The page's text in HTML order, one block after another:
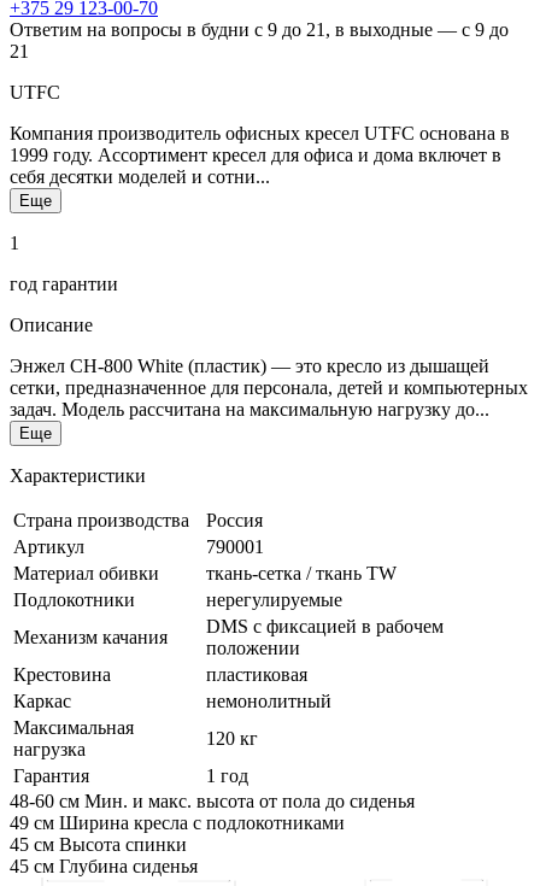
+375 29 123-00-70
Ответим на вопросы в будни с 9 до 21, в выходные — с 9 до
21
UTFC
Компания производитель офисных кресел UTFC основана в
1999 году. Ассортимент кресел для офиса и дома включет в
себя десятки моделей и сотни...
Еще
1
год гарантии
Описание
Энжел CH-800 White (пластик) — это кресло из дышащей
сетки, предназначенное для персонала, детей и компьютерных
задач. Модель рассчитана на максимальную нагрузку до...
Еще
Характеристики
Страна производства
Россия
Артикул
790001
Материал обивки
ткань-сетка / ткань TW
Подлокотники
нерегулируемые
Механизм качания
DMS с фиксацией в рабочем
положении
Крестовина
пластиковая
Каркас
немонолитный
Максимальная
нагрузка
120 кг
Гарантия
1 год
48-60 см Мин. и макс. высота от пола до сиденья
49 см Ширина кресла с подлокотниками
45 см Высота спинки
45 см Глубина сиденья